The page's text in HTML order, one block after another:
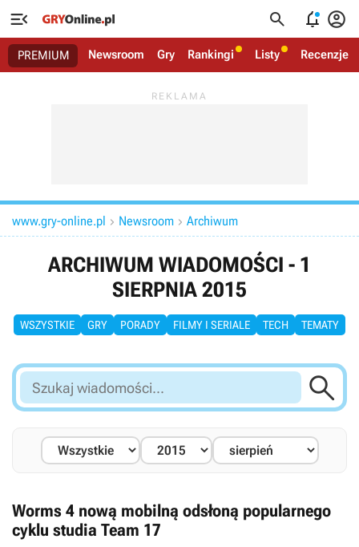
   
PREMIUM Newsroom Gry Rankingi Listy Recenzje
www.gry-online.pl  Newsroom  Archiwum
ARCHIWUM WIADOMOŚCI - 1
SIERPNIA 2015
WSZYSTKIE GRY PORADY FILMY I SERIALE TECH TEMATY
Szukaj
wiadomości...

Worms 4 nową mobilną odsłoną popularnego
cyklu studia Team 17